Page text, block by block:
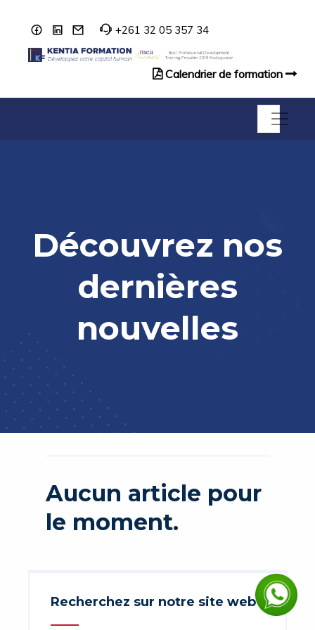
+261 32 05 357 34
Calendrier de formation
Découvrez nos
dernières
nouvelles
Aucun article pour
le moment.
Recherchez sur notre site web